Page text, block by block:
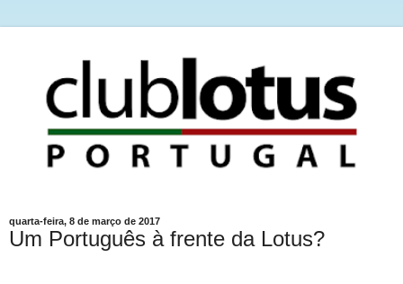
quarta-feira, 8 de março de 2017
Um Português à frente da Lotus?